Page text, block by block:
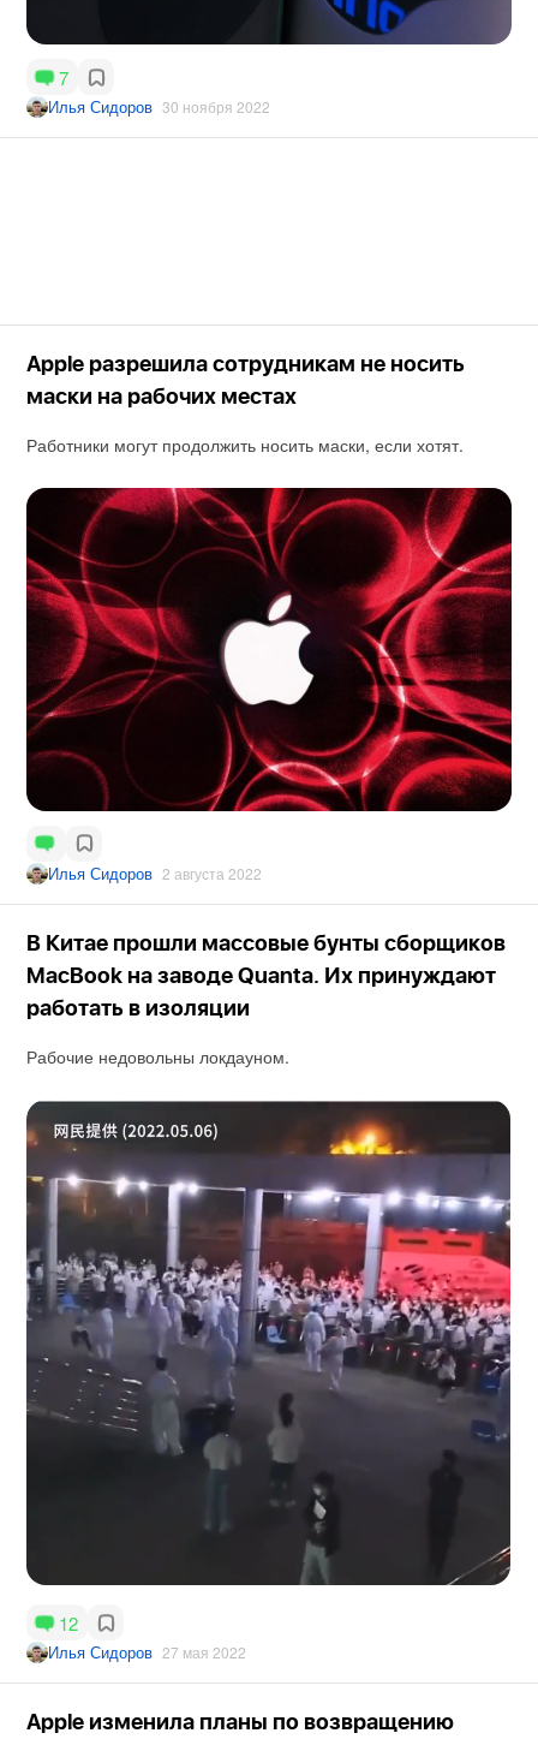
7
Илья Сидоров 30 ноября 2022
Apple разрешила сотрудникам не носить
маски на рабочих местах
Работники могут продолжить носить маски, если хотят.
Илья Сидоров 2 августа 2022
В Китае прошли массовые бунты сборщиков
MacBook на заводе Quanta. Их принуждают
работать в изоляции
Рабочие недовольны локдауном.
12
Илья Сидоров 27 мая 2022
Apple изменила планы по возвращению